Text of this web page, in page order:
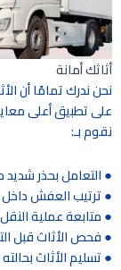
أثاثك أمانة
نحن ندرك تمامًا أن
على تطبيق أعلى
نقوم بـ:
● التعامل بحذر
● ترتيب العفش
● متابعة عملية
● فحص الأثاث قبل
● تسليم الأثاث